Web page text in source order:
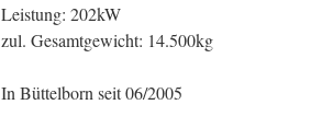
Leistung: 202kW
zul. Gesamtgewicht: 14.500kg
In Büttelborn seit 06/2005